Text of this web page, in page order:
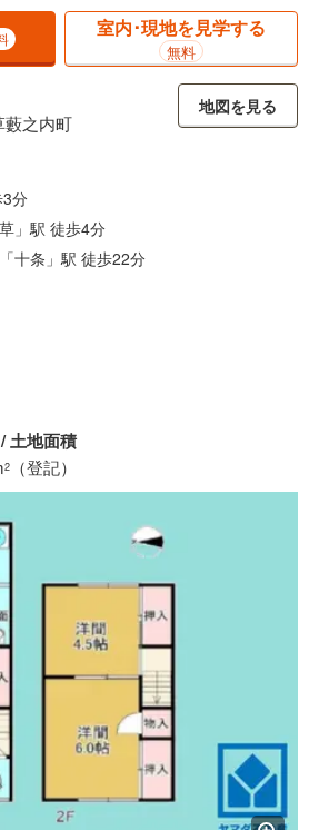
室内･現地を見学する
無料
藪之内町
地図を見る
分
」駅 徒歩4分
十条」駅 徒歩22分
土地面積
2 （登記）